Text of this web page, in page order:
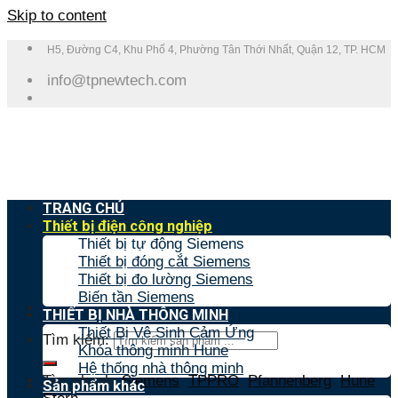
Skip to content
H5, Đường C4, Khu Phố 4, Phường Tân Thới Nhất, Quận 12, TP. HCM
info@tpnewtech.com
Tìm kiếm:
Tìm nhanh:Siemens,TPPRO,Pfannenberg,Hune,
TRANG CHỦ
Thiết bị điện công nghiệp
Thiết bị tự động Siemens
Thiết bị đóng cắt Siemens
Thiết bị đo lường Siemens
Biến tần Siemens
THIẾT BỊ NHÀ THÔNG MINH
Thiết Bị Vệ Sinh Cảm Ứng
Khóa thông minh Hune
Hệ thống nhà thông minh
Sản phẩm khác